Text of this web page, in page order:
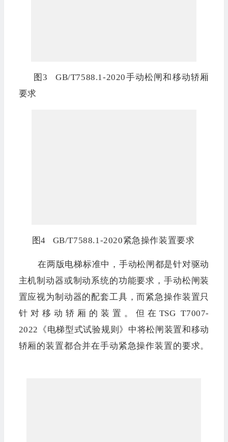
图3 GB/T7588.1-2020手动松闸和移动轿厢
要求
图4 GB/T7588.1-2020紧急操作装置要求
在两版电梯标准中，手动松闸都是针对驱动
主机制动器或制动系统的功能要求，手动松闸装
置应视为制动器的配套工具，而紧急操作装置只
针对移动轿厢的装置。但在TSG T7007-
2022《电梯型式试验规则》中将松闸装置和移动
轿厢的装置都合并在手动紧急操作装置的要求。